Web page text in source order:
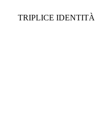
TRIPLICE IDENTITÀ